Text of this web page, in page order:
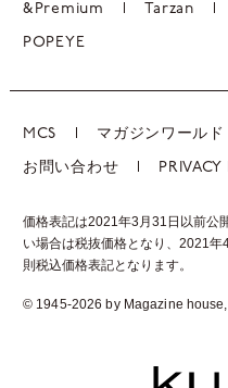
&Premium Tarzan
POPEYE
MCS マガジンワールド
お問い合わせ PRIVACY
価格表記は2021年3月31日以前公
い場合は税抜価格となり、2021年
則税込価格表記となります。
© 1945-2026 by Magazine